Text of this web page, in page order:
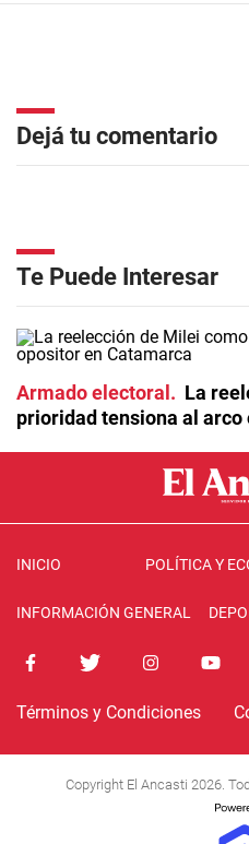
Dejá tu comentario
Te Puede Interesar
Armado electoral
La
prioridad tensiona al
INICIO POLÍTICA Y
INFORMACIÓN GENERAL
Términos y Condiciones
Copyright El Ancasti 2026.